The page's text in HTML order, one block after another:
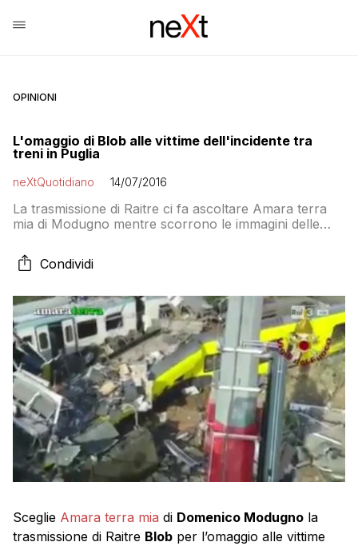
OPINIONI
L'omaggio di Blob alle vittime dell'incidente tra
treni in Puglia
neXtQuotidiano 14/07/2016
La trasmissione di Raitre ci fa ascoltare Amara terra
mia di Modugno mentre scorrono le immagini delle
Condividi
Sceglie Amara terra mia di Domenico Modugno la
trasmissione di Raitre Blob per l’omaggio alle vittime